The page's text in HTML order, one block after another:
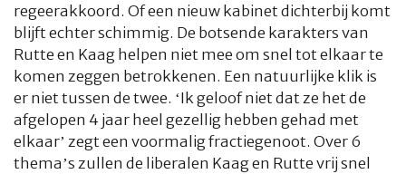
regeerakkoord. Of een nieuw kabinet dichterbij komt
blijft echter schimmig. De botsende karakters van
Rutte en Kaag helpen niet mee om snel tot elkaar te
komen zeggen betrokkenen. Een natuurlijke klik is
er niet tussen de twee. ‘Ik geloof niet dat ze het de
afgelopen 4 jaar heel gezellig hebben gehad met
elkaar’ zegt een voormalig fractiegenoot. Over 6
thema’s zullen de liberalen Kaag en Rutte vrij snel